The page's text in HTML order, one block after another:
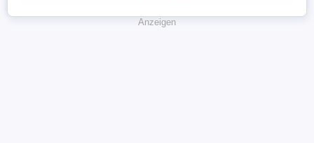
Steinmauer eingefriedeten Grundstück.
Anzeigen